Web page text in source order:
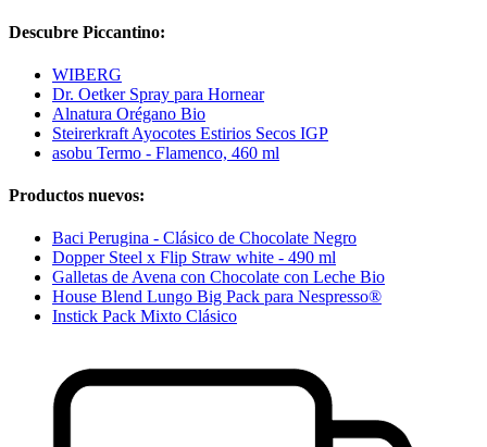
Descubre Piccantino:
WIBERG
Dr. Oetker Spray para Hornear
Alnatura Orégano Bio
Steirerkraft Ayocotes Estirios Secos IGP
asobu Termo - Flamenco, 460 ml
Productos nuevos:
Baci Perugina - Clásico de Chocolate Negro
Dopper Steel x Flip Straw white - 490 ml
Galletas de Avena con Chocolate con Leche Bio
House Blend Lungo Big Pack para Nespresso®
Instick Pack Mixto Clásico